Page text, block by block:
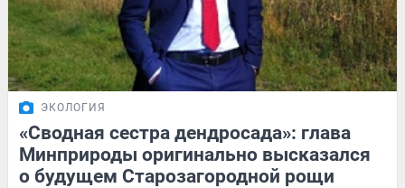
ЭКОЛОГИЯ
«Сводная сестра дендросада»: глава
Минприроды оригинально высказался
о будущем Старозагородной рощи